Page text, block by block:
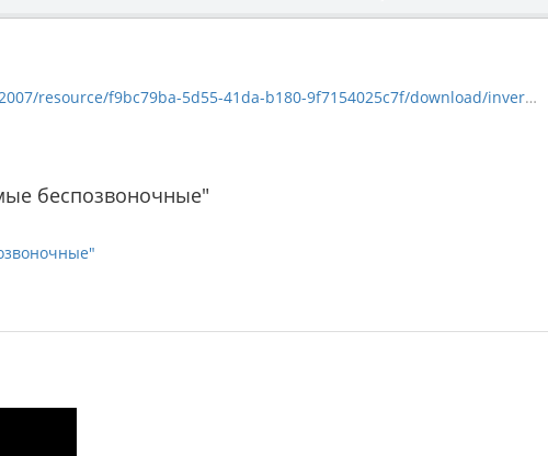
f9bc79ba-5d55-41da-b180-9f7154025c7f/download/invertebrate_10433.jpg
беспозвоночные"